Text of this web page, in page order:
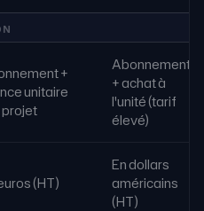
+
unitaire
projet
Abonnement
+ achat à
l'unité (tarif
élevé)
(HT)
En dollars
américains
(HT)